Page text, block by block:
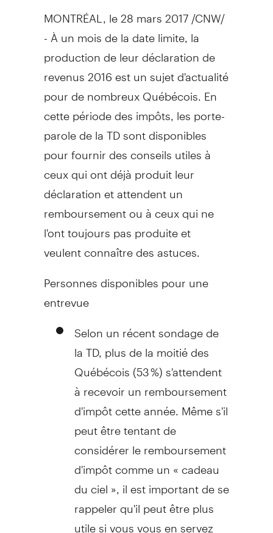
MONTRÉAL, le 28 mars 2017 /CNW/
- À un mois de la date limite, la
production de leur déclaration de
revenus 2016 est un sujet d'actualité
pour de nombreux Québécois. En
cette période des impôts, les porte-
parole de la TD sont disponibles
pour fournir des conseils utiles à
ceux qui ont déjà produit leur
déclaration et attendent un
remboursement ou à ceux qui ne
l'ont toujours pas produite et
veulent connaître des astuces.
Personnes disponibles pour une
entrevue
Selon un récent sondage de
la TD, plus de la moitié des
Québécois (53 %) s'attendent
à recevoir un remboursement
d'impôt cette année. Même s'il
peut être tentant de
considérer le remboursement
d'impôt comme un « cadeau
du ciel », il est important de se
rappeler qu'il peut être plus
utile si vous vous en servez